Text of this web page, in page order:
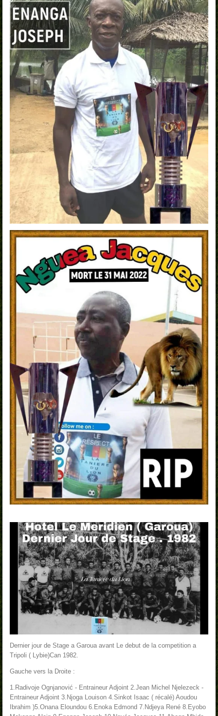
Dernier jour de Stage a Garoua avant Le debut de la competition a
Tripoli ( Lybie)Can 1982.
Gauche vers la Droite :
1.Radivoje Ognjanović - Entraineur Adjoint 2.Jean Michel Njelezeck -
Entraineur Adjoint 3.Njoga Louison 4.Sinkot Isaac ( récalé) Aoudou
Ibrahim )5.Onana Eloundou 6.Enoka Edmond 7.Ndjeya René 8.Eyobo